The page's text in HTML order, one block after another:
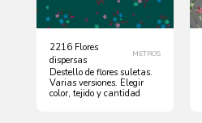
2216 Flores
dispersas
METROS
Destello de flores suletas.
Varias versiones. Elegir
color, tejido y cantidad